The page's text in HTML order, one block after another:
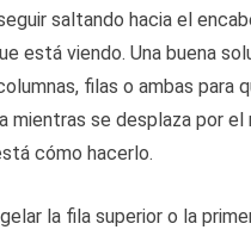
saltando hacia el
está viendo. Una buena
filas o ambas para
mientras se desplaza por
cómo hacerlo.
la fila superior o la